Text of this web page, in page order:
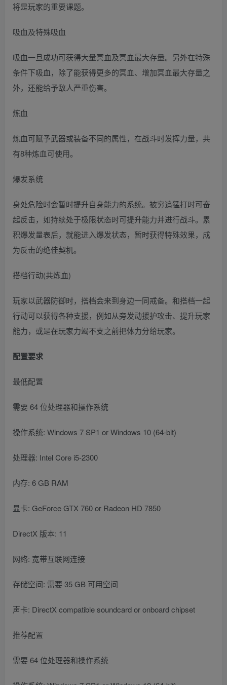
将是玩家的重要课题。
吸血及特殊吸血
吸血一旦成功可获得大量冥血及冥血最大存量。另外在特殊
条件下吸血，除了能获得更多的冥血、增加冥血最大存量之
外，还能给予敌人严重伤害。
炼血
炼血可赋予武器或装备不同的属性，在战斗时发挥力量，共
有8种炼血可使用。
爆发系统
身处危险时会暂时提升自身能力的系统。被穷追猛打时可奋
起反击，如持续处于极限状态时可提升能力并进行战斗。累
积爆发量表后，就能进入爆发状态，暂时获得特殊效果，成
为反击的绝佳契机。
搭档行动(共炼血)
玩家以武器防御时，搭档会来到身边一同戒备。和搭档一起
行动可以获得各种支援，例如从旁发动援护攻击、提升玩家
能力，或是在玩家力竭不支之前把体力分给玩家。
配置要求
最低配置
需要 64 位处理器和操作系统
操作系统: Windows 7 SP1 or Windows 10 (64-bit)
处理器: Intel Core i5-2300
内存: 6 GB RAM
显卡: GeForce GTX 760 or Radeon HD 7850
DirectX 版本: 11
网络: 宽带互联网连接
存储空间: 需要 35 GB 可用空间
声卡: DirectX compatible soundcard or onboard chipset
推荐配置
需要 64 位处理器和操作系统